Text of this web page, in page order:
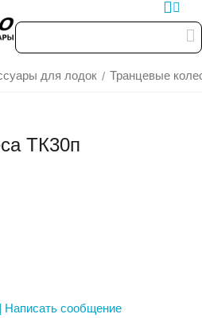
для лодок / Транцевые
ТК30п
Написать сообщение